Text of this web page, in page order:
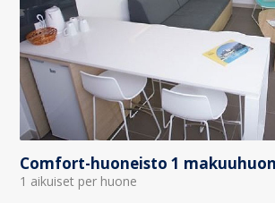
Comfort-huoneisto 1
1 aikuiset per huone